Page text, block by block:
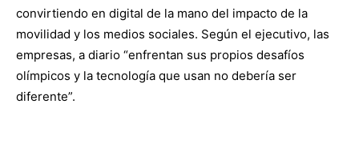
convirtiendo en digital de la mano del impacto de la
movilidad y los medios sociales. Según el ejecutivo, las
empresas, a diario “enfrentan sus propios desafíos
olímpicos y la tecnología que usan no debería ser
diferente”.